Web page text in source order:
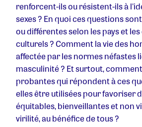
renforcent-ils ou résistent-ils à
sexes ? En quoi ces questions
ou différentes selon les pays et
culturels ? Comment la vie des
affectée par les normes néfastes
masculinité ? Et surtout,
probantes qui répondent à ces
elles être utilisées pour favoriser
équitables, bienveillantes et non
virilité, au bénéfice de tous ?